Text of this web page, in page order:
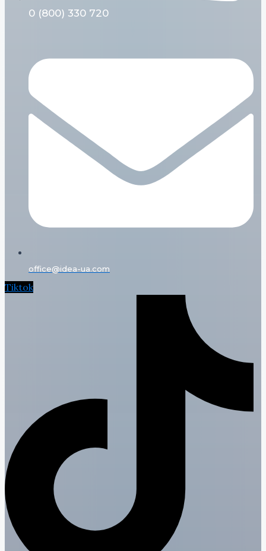
0 (800) 330 720
office@idea-ua.com
Tiktok